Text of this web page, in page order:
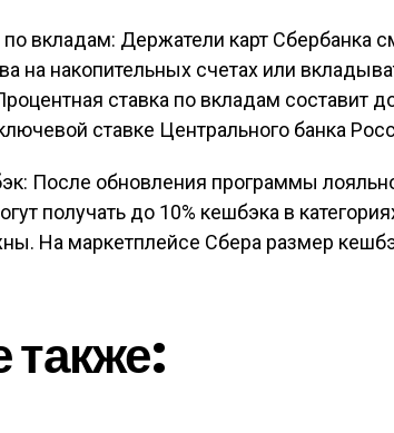
вкладам: Держатели карт Сбербанка
на накопительных счетах или
ставка по вкладам составит
ставке Центрального банка
После обновления программы
получать до 10% кешбэка в
На маркетплейсе Сбера размер
также: